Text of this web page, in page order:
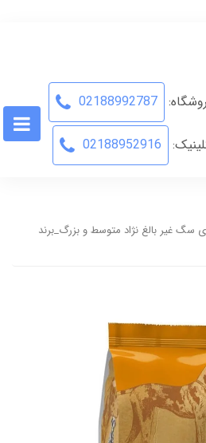
02188992787
02188952916
برای سگ غیر بالغ نژاد متوسط و بزرگ_برند